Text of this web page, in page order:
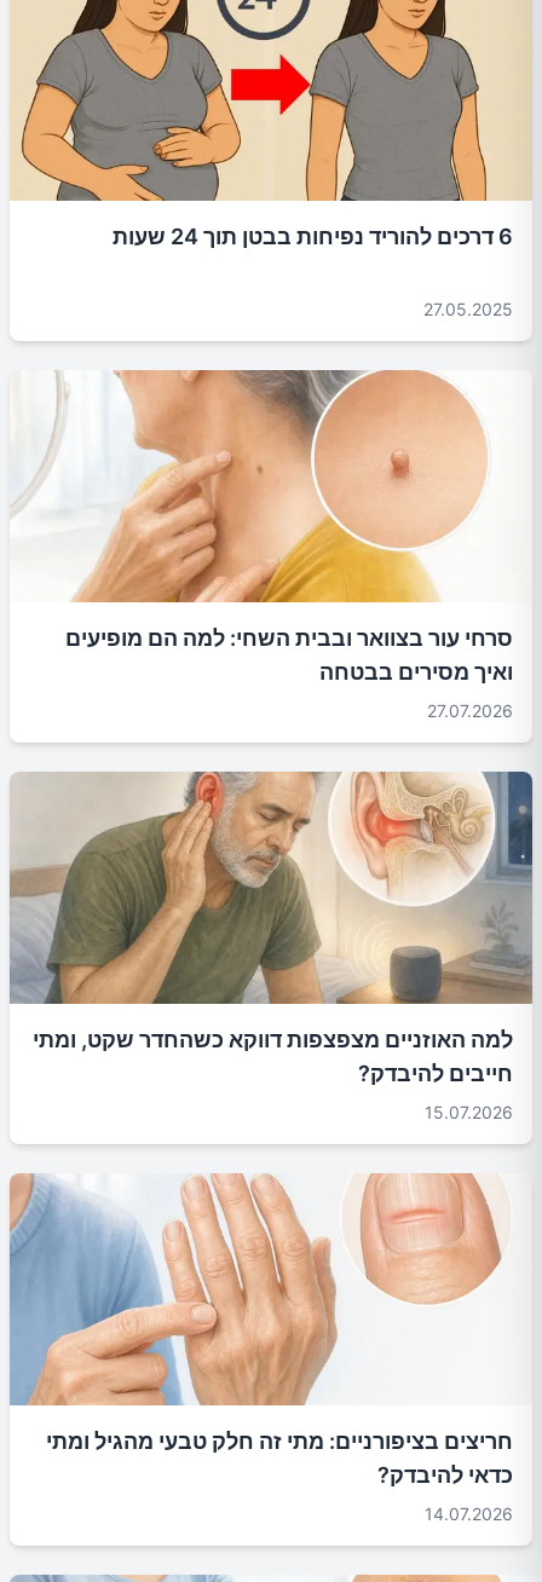
6 דרכים להוריד נפיחות בבטן תוך 24 שעות
27.05.2025
סרחי עור בצוואר ובבית השחי: למה הם מופיעים
ואיך מסירים בבטחה
27.07.2026
למה האוזניים מצפצפות דווקא כשהחדר שקט, ומתי
חייבים להיבדק?
15.07.2026
חריצים בציפורניים: מתי זה חלק טבעי מהגיל ומתי
כדאי להיבדק?
14.07.2026